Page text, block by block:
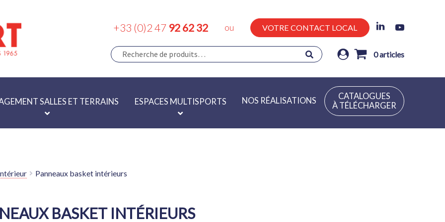
+33 (0)2 47 92 62 32 ou VOTRE CONTACT LOCAL
Recherche
pour :
RECHERCHE 0articles
SALLES ET TERRAINS ESPACES MULTISPORTS NOS RÉALISATIONS
CATALOGUES
À TÉLÉCHARGER
Panneaux basket intérieurs
BASKET INTÉRIEURS